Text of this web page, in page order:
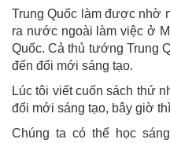
Trung Quốc làm được nhờ
ra nước ngoài làm việc ở
Quốc. Cả thủ tướng Trung
đến đổi mới sáng tạo.
Lúc tôi viết cuốn sách thứ
đổi mới sáng tạo, bây giờ
Chúng ta có thể học